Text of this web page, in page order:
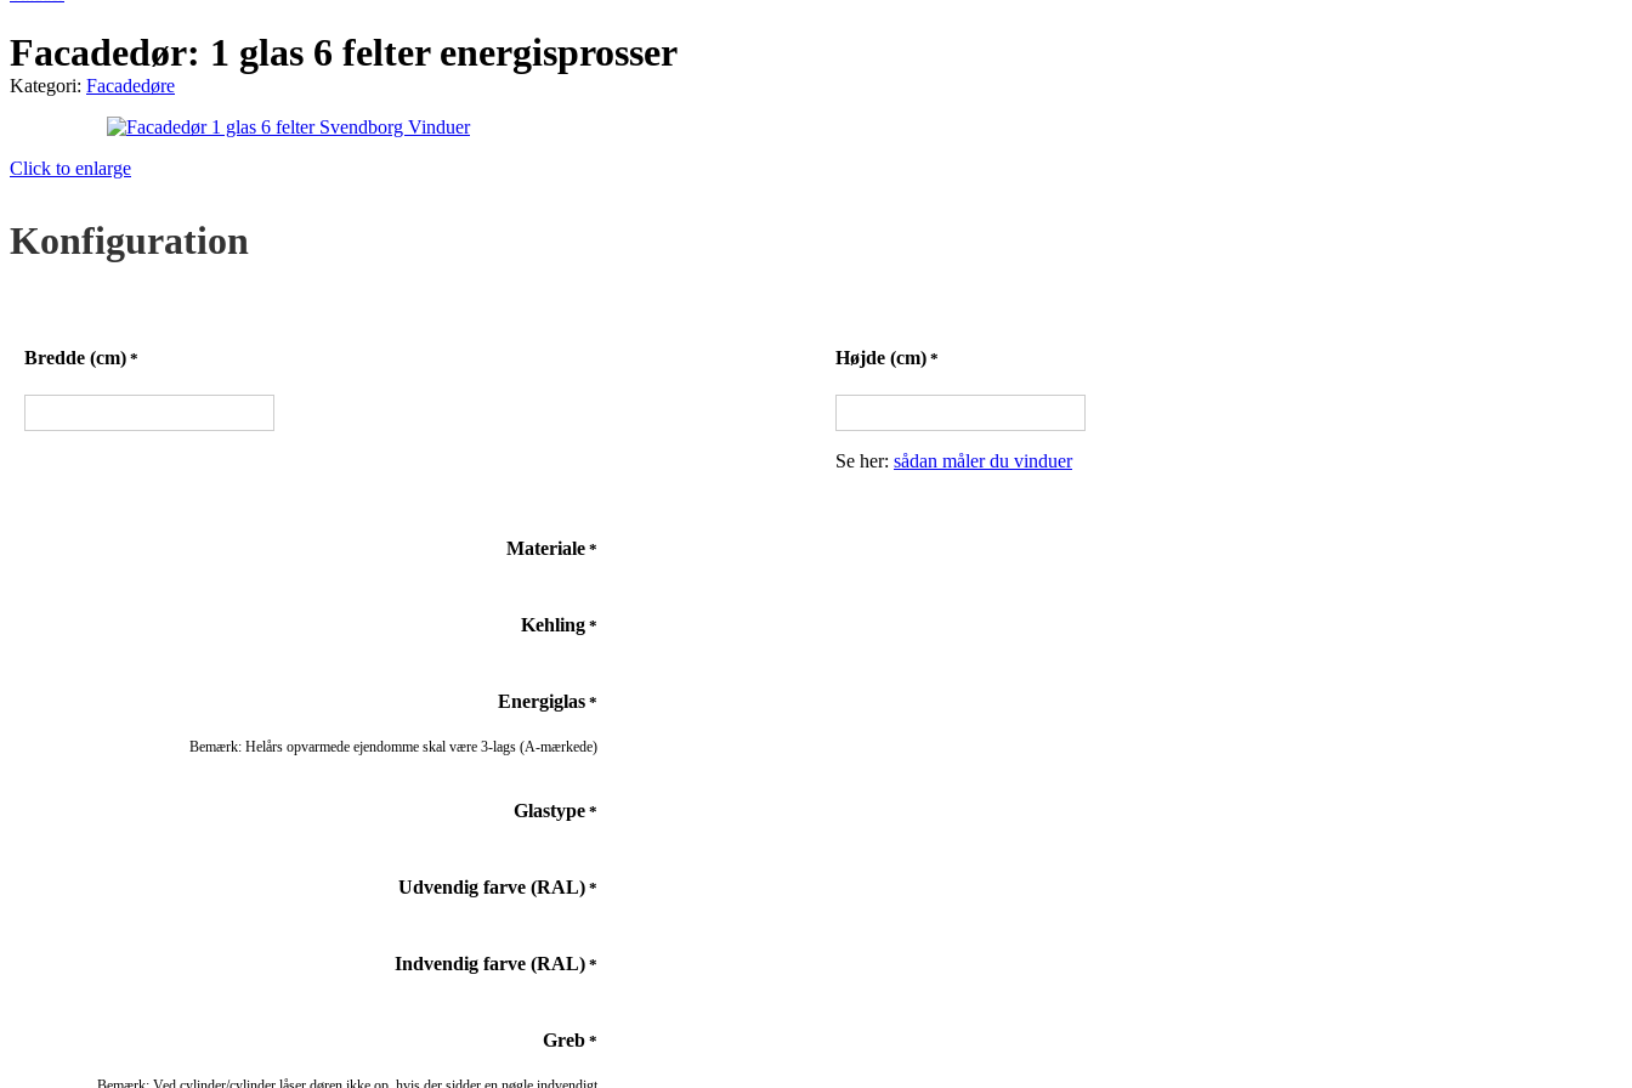
Facadedør: 1 glas 6 felter energisprosser
Kategori: Facadedøre
Click to enlarge
Konfiguration
Bredde (cm) * Højde (cm) *
Se her: sådan måler du vinduer
Materiale *
Kehling *
Energiglas *
Bemærk: Helårs opvarmede ejendomme skal være 3-lags (A-mærkede)
Glastype *
Udvendig farve (RAL) *
Indvendig farve (RAL) *
Greb *